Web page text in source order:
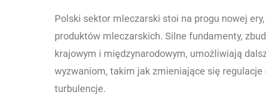
Polski sektor mleczarski stoi na progu nowej
produktów mleczarskich. Silne fundamenty,
krajowym i międzynarodowym, umożliwiają
wyzwaniom, takim jak zmieniające się
turbulencje.